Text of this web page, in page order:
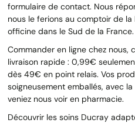
formulaire de contact. Nous
nous le ferions au comptoir de
officine dans le Sud de la France.
Commander en ligne chez nous,
livraison rapide : 0,99€
dès 49€ en point relais. Vos
soigneusement emballés, avec
veniez nous voir en pharmacie.
Découvrir les soins Ducray